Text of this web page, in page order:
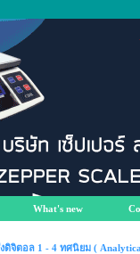
What's new
ดิจิตอล 1 - 4 ทศนิยม (